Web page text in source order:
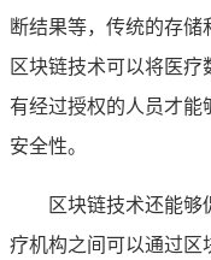
断结果等，传统的存
区块链技术可以将医
有经过授权的人员才能
安全性。
区块链技术还能
疗机构之间可以通过区